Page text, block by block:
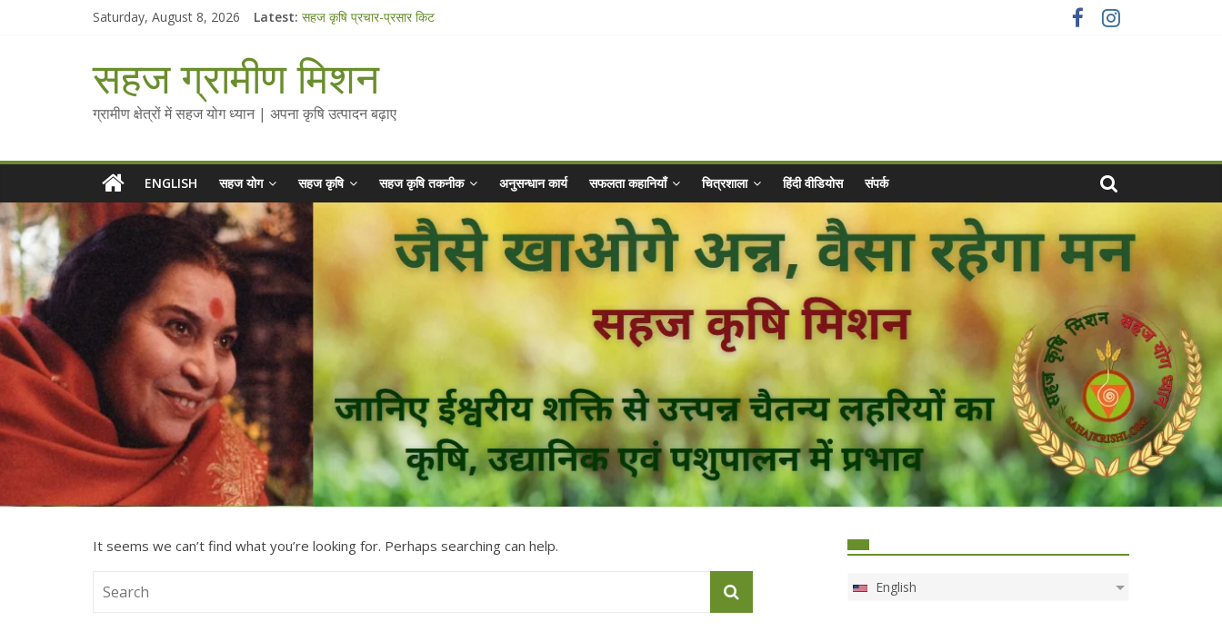
Saturday, August 8, 2026 Latest: सहज कृषि प्रचार-प्रसार किट
Standee Designs @ 2025 for Sahaj Krishi Promotions
Chalo Gaon Ki Or Abhiyaan - 2025-26
Collected Talks on Vibrated Water
सहज ग्रामीण मिशन
ग्रामीण क्षेत्रों में सहज योग ध्यान | अपना कृषि उत्पादन बढ़ाए
ENGLISH सहज योग सहज कृषि सहज कृषि तकनीक अनुसन्धान कार्य सफलता कहानियाँ चित्रशाला हिंदी वीडियोस संपर्क
It seems we can’t find what you’re looking for. Perhaps searching can help.
English